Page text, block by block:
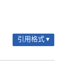
引用格式 ▾